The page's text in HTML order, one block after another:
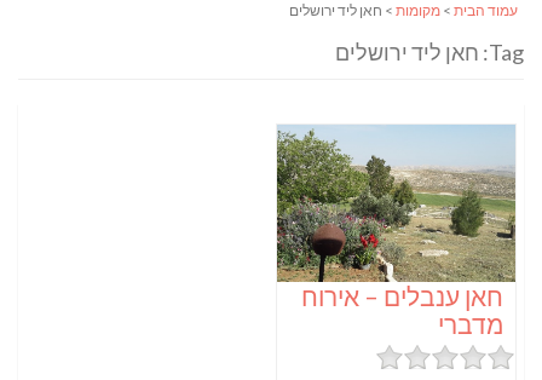
עמוד הבית > מקומות > חאן ליד ירושלים
Tag: חאן ליד ירושלים
חאן ענבלים – אירוח
מדברי